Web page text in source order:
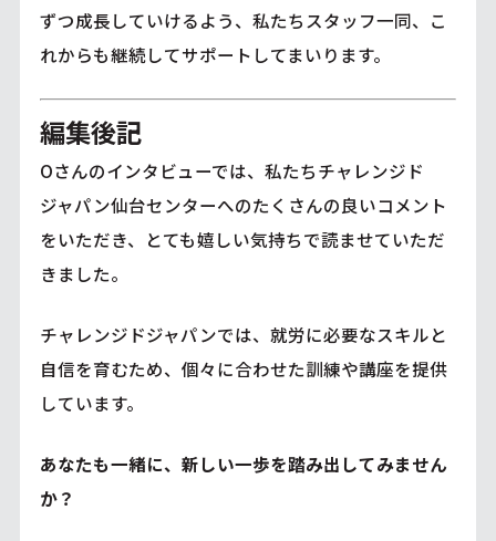
ずつ成長していけるよう、私たちスタッフ一同、こ
れからも継続してサポートしてまいります。
編集後記
Oさんのインタビューでは、私たちチャレンジド
ジャパン仙台センターへのたくさんの良いコメント
をいただき、とても嬉しい気持ちで読ませていただ
きました。
チャレンジドジャパンでは、就労に必要なスキルと
自信を育むため、個々に合わせた訓練や講座を提供
しています。
あなたも一緒に、新しい一歩を踏み出してみません
か？